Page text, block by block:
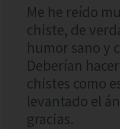
Me he reído
chiste, de
humor sano y
Deberían
chistes como
levantado el
gracias.